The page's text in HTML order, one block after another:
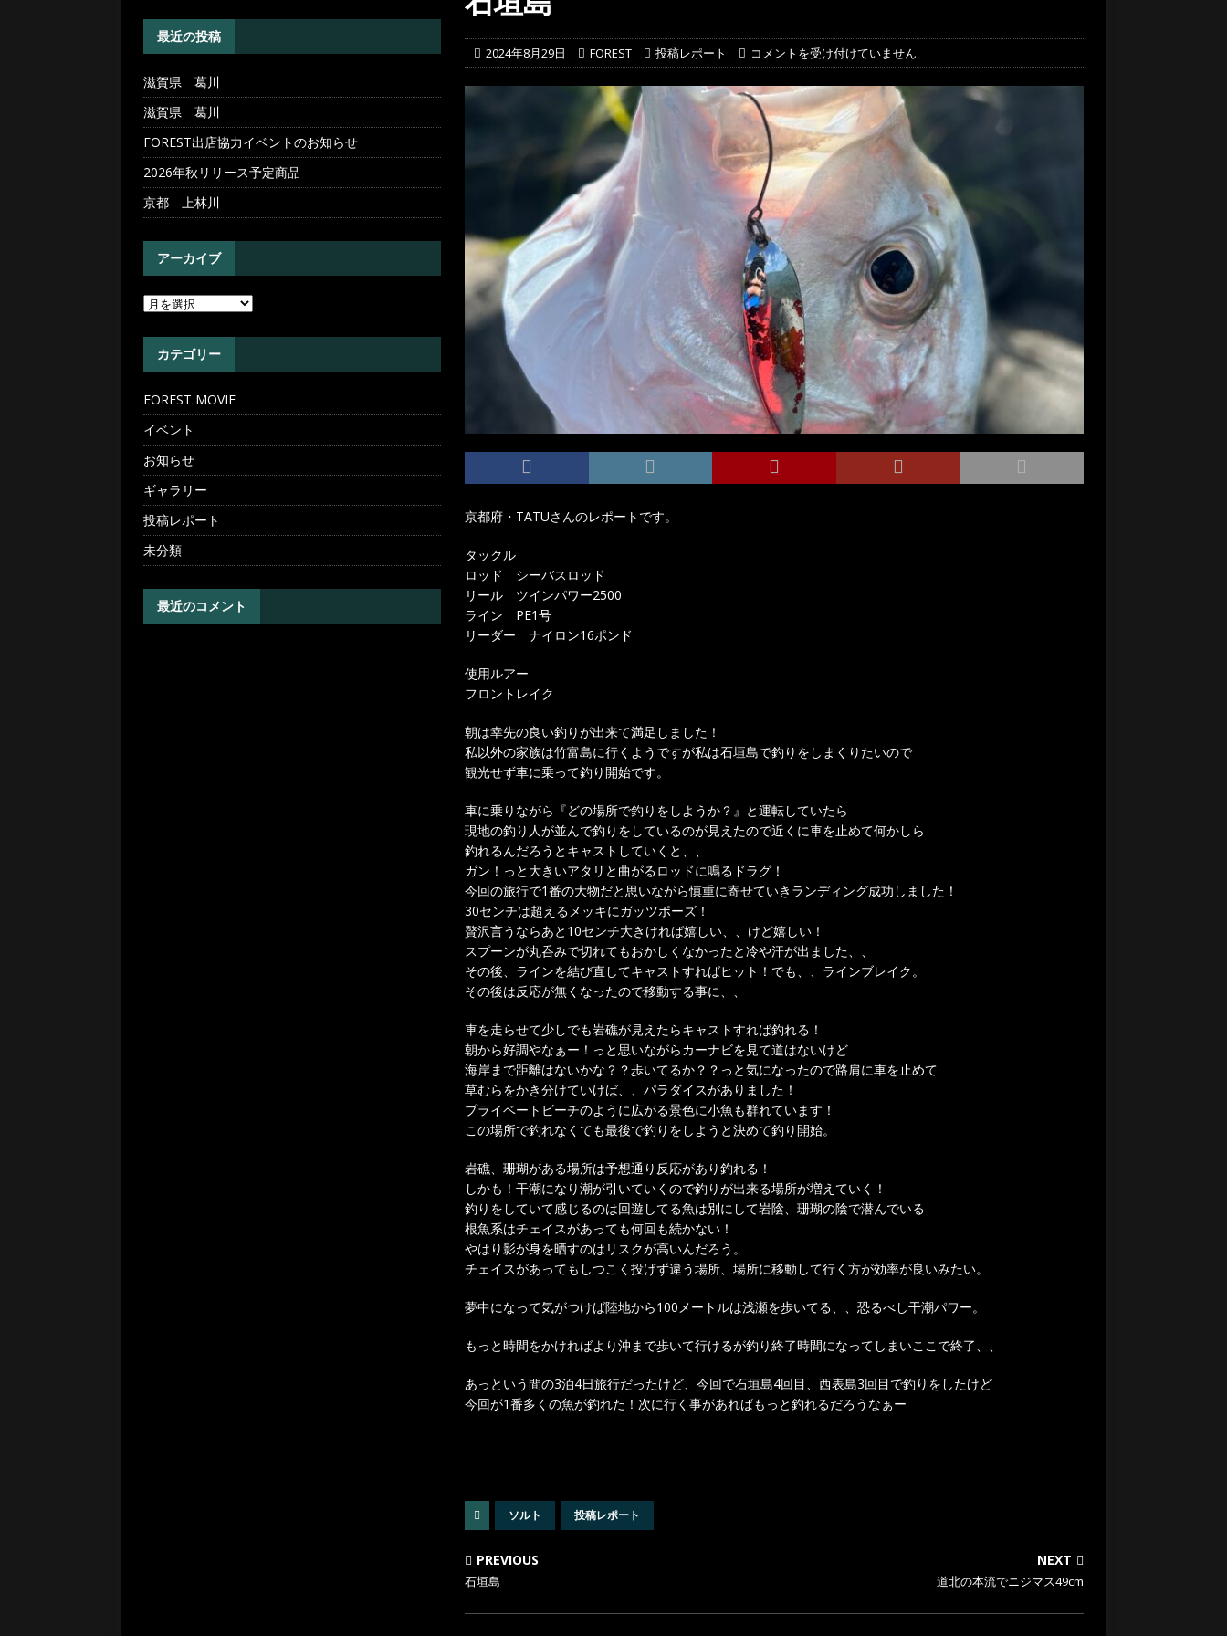
[ 2026年4月30日 ] 滋賀県 葛川 投稿レポート
2024年8月29日 FOREST 投稿レポート コメントを受け付けていません
京都府・TATUさんのレポートです。
タックル
ロッド シーバスロッド
リール ツインパワー2500
ライン PE1号
リーダー ナイロン16ポンド
使用ルアー
フロントレイク
朝は幸先の良い釣りが出来て満足しました！
私以外の家族は竹富島に行くようですが私は石垣島で釣りをしまくりたいので
観光せず車に乗って釣り開始です。
車に乗りながら『どの場所で釣りをしようか？』と運転していたら
現地の釣り人が並んで釣りをしているのが見えたので近くに車を止めて何かしら
釣れるんだろうとキャストしていくと、、
ガン！っと大きいアタリと曲がるロッドに鳴るドラグ！
今回の旅行で1番の大物だと思いながら慎重に寄せていきランディング成功しました！
30センチは超えるメッキにガッツポーズ！
贅沢言うならあと10センチ大きければ嬉しい、、けど嬉しい！
スプーンが丸呑みで切れてもおかしくなかったと冷や汗が出ました、、
その後、ラインを結び直してキャストすればヒット！でも、、ラインブレイク。
その後は反応が無くなったので移動する事に、、
車を走らせて少しでも岩礁が見えたらキャストすれば釣れる！
朝から好調やなぁー！っと思いながらカーナビを見て道はないけど
海岸まで距離はないかな？？歩いてるか？？っと気になったので路肩に車を止めて
草むらをかき分けていけば、、パラダイスがありました！
プライベートビーチのように広がる景色に小魚も群れています！
この場所で釣れなくても最後で釣りをしようと決めて釣り開始。
岩礁、珊瑚がある場所は予想通り反応があり釣れる！
しかも！干潮になり潮が引いていくので釣りが出来る場所が増えていく！
釣りをしていて感じるのは回遊してる魚は別にして岩陰、珊瑚の陰で潜んでいる
根魚系はチェイスがあっても何回も続かない！
やはり影が身を晒すのはリスクが高いんだろう。
チェイスがあってもしつこく投げず違う場所、場所に移動して行く方が効率が良いみたい。
夢中になって気がつけば陸地から100メートルは浅瀬を歩いてる、、恐るべし干潮パワー。
もっと時間をかければより沖まで歩いて行けるが釣り終了時間になってしまいここで終了、、
あっという間の3泊4日旅行だったけど、今回で石垣島4回目、西表島3回目で釣りをしたけど
今回が1番多くの魚が釣れた！次に行く事があればもっと釣れるだろうなぁー
ソルト 投稿レポート
PREVIOUS
石垣島
NEXT
道北の本流でニジマス49cm
最近の投稿
滋賀県 葛川
滋賀県 葛川
FOREST出店協力イベントのお知らせ
2026年秋リリース予定商品
京都 上林川
アーカイブ
カテゴリー
FOREST MOVIE
イベント
お知らせ
ギャラリー
投稿レポート
未分類
最近のコメント